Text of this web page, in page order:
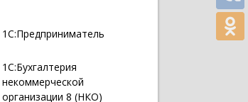
1С:Предприниматель
1С:Бухгалтерия
некоммерческой
организации 8 (НКО)